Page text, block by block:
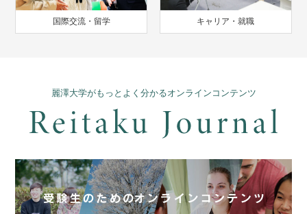
国際交流・留学 キャリア・就職
麗澤大学がもっとよく分かるオンラインコンテンツ